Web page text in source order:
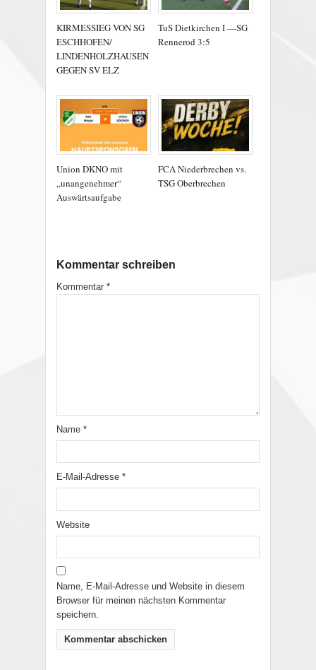
KIRMESSIEG VON SG
ESCHHOFEN/
LINDENHOLZHAUSEN
GEGEN SV ELZ
TuS Dietkirchen I —SG
Rennerod 3:5
Union DKNO mit
„unangenehmer“
Auswärtsaufgabe
FCA Niederbrechen vs.
TSG Oberbrechen
Kommentar schreiben
Kommentar *
Name *
E-Mail-Adresse *
Website
Name, E-Mail-Adresse und Website in diesem
Browser für meinen nächsten Kommentar
speichern.